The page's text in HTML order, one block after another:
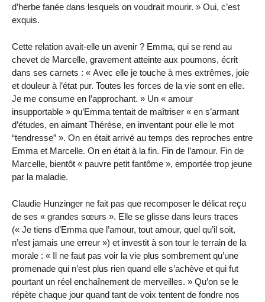
d’herbe fanée dans lesquels on voudrait mourir. » Oui, c’est
exquis.
Cette relation avait-elle un avenir ? Emma, qui se rend au
chevet de Marcelle, gravement atteinte aux poumons, écrit
dans ses carnets : « Avec elle je touche à mes extrêmes, joie
et douleur à l’état pur. Toutes les forces de la vie sont en elle.
Je me consume en l’approchant. » Un « amour
insupportable » qu’Emma tentait de maîtriser « en s’armant
d’études, en aimant Thérèse, en inventant pour elle le mot
“tendresse” ». On en était arrivé au temps des reproches entre
Emma et Marcelle. On en était à la fin. Fin de l’amour. Fin de
Marcelle, bientôt « pauvre petit fantôme », emportée trop jeune
par la maladie.
Claudie Hunzinger ne fait pas que recomposer le délicat reçu
de ses « grandes sœurs ». Elle se glisse dans leurs traces
(« Je tiens d’Emma que l’amour, tout amour, quel qu’il soit,
n’est jamais une erreur ») et investit à son tour le terrain de la
morale : « Il ne faut pas voir la vie plus sombrement qu’une
promenade qui n’est plus rien quand elle s’achève et qui fut
pourtant un réel enchaînement de merveilles. » Qu’on se le
répète chaque jour quand tant de voix tentent de fondre nos